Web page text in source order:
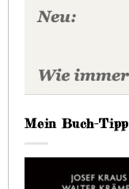
Mein Buch-Tipp